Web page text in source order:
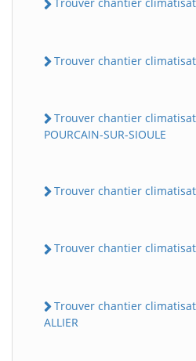
Trouver chantier
Trouver chantier
POURCAIN-SUR-SIOULE
Trouver chantier
Trouver chantier
Trouver chantier
ALLIER